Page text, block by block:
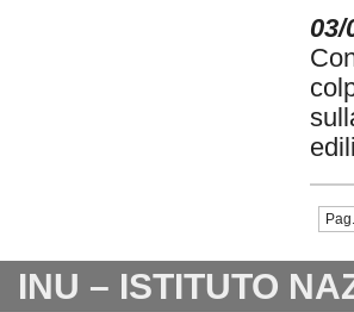
03/
INU – ISTITUTO